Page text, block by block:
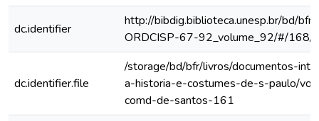
dc.identifier
http://bibdig.biblioteca.unesp.br/bd/
ORDCISP-67-92_volume_92/#/168/
dc.identifier.file
/storage/bd/bfr/livros/documentos-
a-historia-e-costumes-de-s-paulo/
comd-de-santos-161